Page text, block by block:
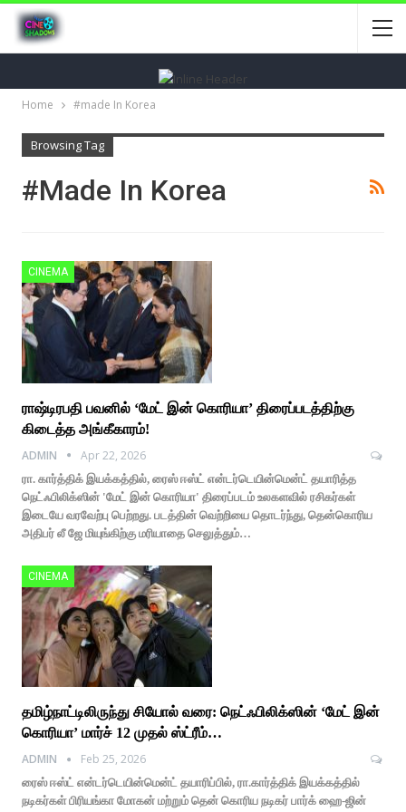
Home #made In Korea
Browsing Tag
#made In Korea
CINEMA
ராஷ்டிரபதி பவனில் ‘மேட் இன் கொரியா’ திரைப்படத்திற்கு
கிடைத்த அங்கீகாரம்!
ADMIN
Apr 22, 2026
ரா. கார்த்திக் இயக்கத்தில், ரைஸ் ஈஸ்ட் என்டர்டெயின்மென்ட் தயாரித்த
நெட்ஃபிலிக்ஸின் 'மேட் இன் கொரியா' திரைப்படம் உலகளவில் ரசிகர்கள்
இடையே வரவேற்பு பெற்றது. படத்தின் வெற்றியை தொடர்ந்து, தென்கொரிய
அதிபர் லீ ஜே மியுங்கிற்கு மரியாதை செலுத்தும்…
CINEMA
தமிழ்நாட்டிலிருந்து சியோல் வரை: நெட்ஃபிலிக்ஸின் ‘மேட் இன்
கொரியா’ மார்ச் 12 முதல் ஸ்ட்ரீம்…
ADMIN
Feb 25, 2026
ரைஸ் ஈஸ்ட் என்டர்டெயின்மென்ட் தயாரிப்பில், ரா.கார்த்திக் இயக்கத்தில்
நடிகர்கள் பிரியங்கா மோகன் மற்றும் தென் கொரிய நடிகர் பார்க் ஹை-ஜின்